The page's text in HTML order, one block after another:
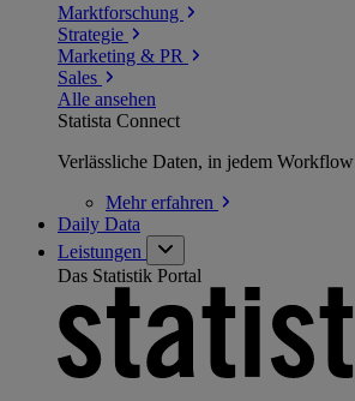
Marktforschung
Strategie
Marketing & PR
Sales
Alle ansehen
Statista Connect
Verlässliche Daten, in jedem Workflow
Mehrerfahren
Daily Data
Leistungen
Das Statistik Portal